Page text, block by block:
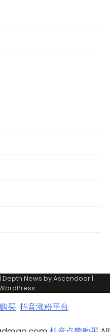
| Depth News byAscendoor|
.
买 抖音涨粉平台